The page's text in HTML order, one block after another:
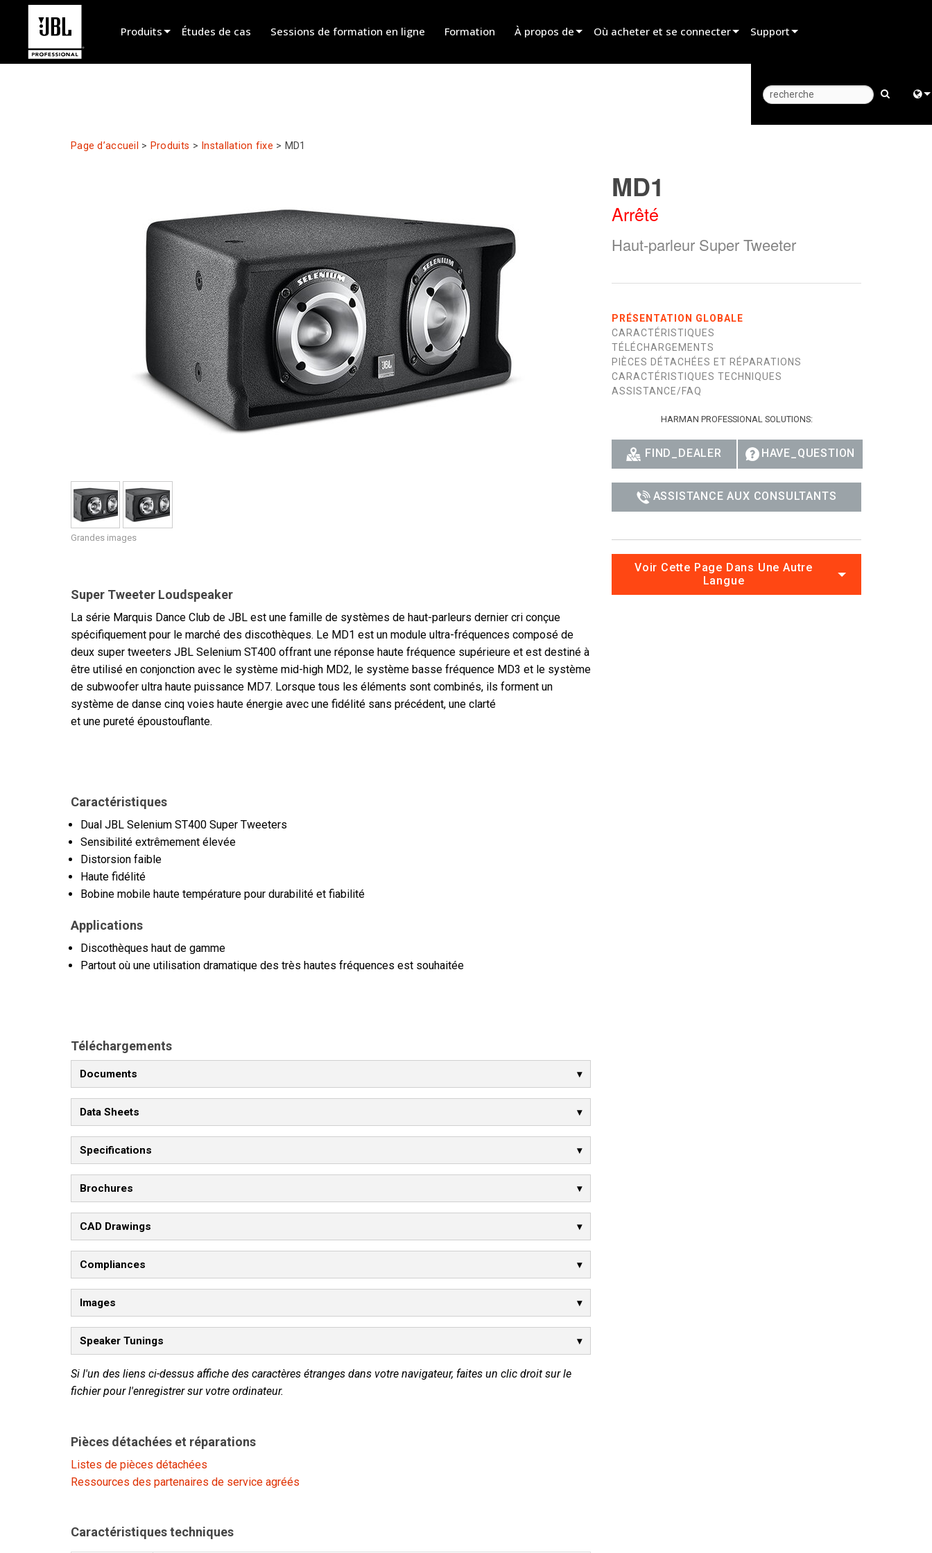
Produits
Spectacle vivant
Enregistrement et broadcast
Haut-parleurs
Produits arrêtés
Études de cas Sessions de formation en ligne Formation À propos de Où acheter et se connecter Support
Centre d’aide 24/7
Garantie
Page d’accueil > Produits > Installation fixe > MD1
Grandes images
Super Tweeter Loudspeaker
La série Marquis Dance Club de JBL est une famille de systèmes de haut-parleurs dernier cri conçue
spécifiquement pour le marché des discothèques. Le MD1 est un module ultra-fréquences composé de
deux super tweeters JBL Selenium ST400 offrant une réponse haute fréquence supérieure et est destiné à
être utilisé en conjonction avec le système mid-high MD2, le système basse fréquence MD3 et le système
de subwoofer ultra haute puissance MD7. Lorsque tous les éléments sont combinés, ils forment un
système de danse cinq voies haute énergie avec une fidélité sans précédent, une clarté
et une pureté époustouflante.
Caractéristiques
Dual JBL Selenium ST400 Super Tweeters
Sensibilité extrêmement élevée
Distorsion faible
Haute fidélité
Bobine mobile haute température pour durabilité et fiabilité
Applications
Discothèques haut de gamme
Partout où une utilisation dramatique des très hautes fréquences est souhaitée
Téléchargements
Documents
Data Sheets
Specifications
Brochures
CAD Drawings
Compliances
Images
Speaker Tunings
Si l'un des liens ci-dessus affiche des caractères étranges dans votre navigateur, faites un clic droit sur le
fichier pour l'enregistrer sur votre ordinateur.
Pièces détachées et réparations
Listes de pièces détachées
Ressources des partenaires de service agréés
Caractéristiques techniques
MD1
Arrêté
Haut-parleur Super Tweeter
PRÉSENTATION GLOBALE
CARACTÉRISTIQUES
TÉLÉCHARGEMENTS
PIÈCES DÉTACHÉES ET RÉPARATIONS
CARACTÉRISTIQUES TECHNIQUES
ASSISTANCE/FAQ
HARMAN PROFESSIONAL SOLUTIONS:
FIND_DEALER HAVE_QUESTION
ASSISTANCE AUX CONSULTANTS
Voir Cette Page Dans Une Autre
Langue